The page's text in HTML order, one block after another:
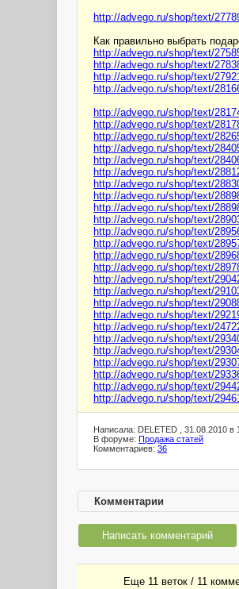
http://advego.ru/shop/text/
Как правильно выбрать
http://advego.ru/shop/text/
http://advego.ru/shop/text/
http://advego.ru/shop/text/
http://advego.ru/shop/text/
http://advego.ru/shop/text/
http://advego.ru/shop/text/
http://advego.ru/shop/text/
http://advego.ru/shop/text/
http://advego.ru/shop/text/
http://advego.ru/shop/text/
http://advego.ru/shop/text/
http://advego.ru/shop/text/
http://advego.ru/shop/text/
http://advego.ru/shop/text/
http://advego.ru/shop/text/
http://advego.ru/shop/text/
http://advego.ru/shop/text/
http://advego.ru/shop/text/
http://advego.ru/shop/text/
http://advego.ru/shop/text/
http://advego.ru/shop/text/
http://advego.ru/shop/text/
http://advego.ru/shop/text/
http://advego.ru/shop/text/
http://advego.ru/shop/text/
http://advego.ru/shop/text/
http://advego.ru/shop/text/
http://advego.ru/shop/text/
http://advego.ru/shop/text/
Написала: DELETED , 31.08.2010 в
В форуме: Продажа статей
Комментариев: 36
Комментарии
Написать комментарий
Еще 11 веток / 11